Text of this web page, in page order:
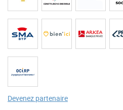
Devenez partenaire